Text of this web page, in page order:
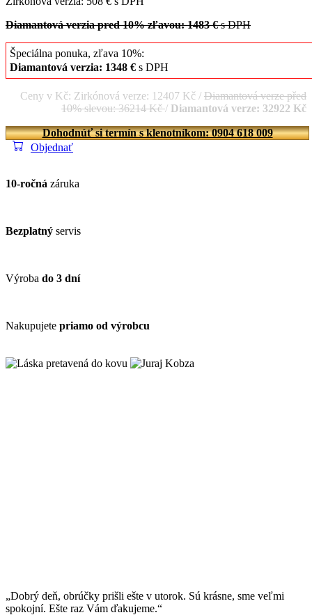
Diamantová verzia pred 10% zľavou: 1483 €s DPH
Špeciálna ponuka, zľava 10%:
Diamantová verzia: 1348 € s DPH
Ceny v Kč: Zirkónová verze: 12407 Kč / Diamantová verze před
10% slevou: 36214 Kč/ Diamantová verze: 32922 Kč
Dohodnúť si termín s klenotníkom: 0904 618 009
Objednať
10-ročná záruka
Bezplatný servis
Výroba do 3 dní
Nakupujete priamo od výrobcu
„Dobrý deň, obrúčky prišli ešte v utorok. Sú krásne, sme veľmi
spokojní. Ešte raz Vám ďakujeme.“